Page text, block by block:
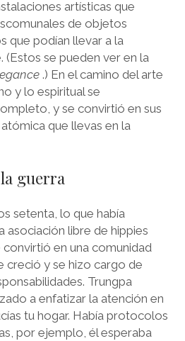
artísticas que
de objetos
que podían llevar a la
(Estos se pueden ver en la
.) En el camino del arte
y lo espiritual se
y se convirtió en sus
que llevas en la
guerra
setenta, lo que había
libre de hippies
convirtió en una comunidad
creció y se hizo cargo de
Trungpa
a enfatizar la atención en
tu hogar. Había protocolos
por ejemplo, él esperaba